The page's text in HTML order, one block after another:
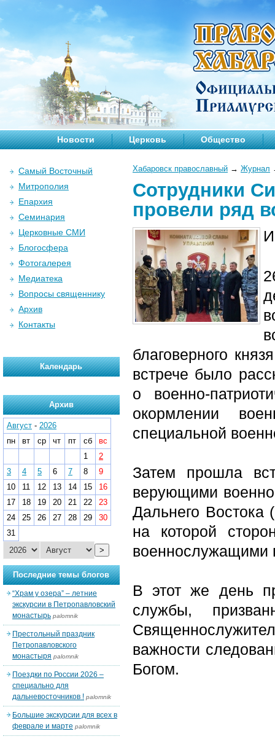
Новости Церковь Общество
Хабаровск православный → Журнал
Сотрудники
провели ряд
благоверного
встрече было
о военно-
окормлении
специальной
Затем прошла
верующими
Дальнего
на которой
военнослужащими
В этот же день
службы,
важности
Богом.
Самый Восточный
Митрополия
Епархия
Семинария
Церковные СМИ
Блогосфера
Фотогалерея
Медиатека
Вопросы священнику
Архив
Контакты
Календарь
Архив
Август - 2026
пн
вт ср чт пт сб
вс
1
2
3
4 5 6 7 8
9
10
11 12 13 14 15
16
17
18 19 20 21 22
23
24
25 26 27 28 29
30
31
>
Последние темы блогов
“Храм у озера” – летние
экскурсии в Петропавловский
монастырь palomnik
Престольный праздник
Петропавловского
монастыря palomnik
Поездки по России 2026 –
специально для
дальневосточников ! palomnik
Большие экскурсии для всех в
феврале и марте palomnik